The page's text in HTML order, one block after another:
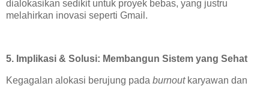
dialokasikan sedikit untuk proyek bebas, yang justru
melahirkan inovasi seperti Gmail.
5. Implikasi & Solusi: Membangun Sistem yang Sehat
Kegagalan alokasi berujung pada burnoutkaryawan dan